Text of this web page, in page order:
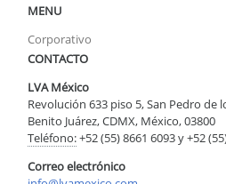
MENU
Corporativo
CONTACTO
LVA México
Revolución 633 piso 5, San Pedro de
Benito Juárez, CDMX, México, 03800
Teléfono:+52 (55) 8661 6093 y +52
Correo electrónico